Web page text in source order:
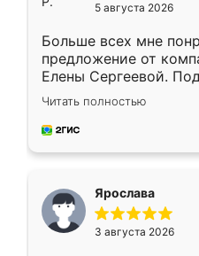
5 августа 2026
Больше всех мне
предложение от
Елены Сергеевой.
короткие сроки
для замера
предложил по моему
Читать полностью
Ярослава
3 августа 2026